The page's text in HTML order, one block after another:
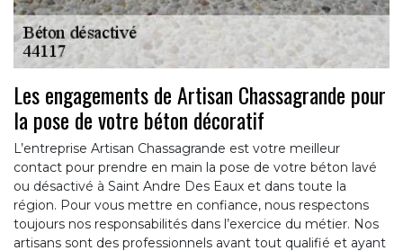
Les engagements de Artisan Chassagrande pour
la pose de votre béton décoratif
L’entreprise Artisan Chassagrande est votre meilleur
contact pour prendre en main la pose de votre béton lavé
ou désactivé à Saint Andre Des Eaux et dans toute la
région. Pour vous mettre en confiance, nous respectons
toujours nos responsabilités dans l’exercice du métier. Nos
artisans sont des professionnels avant tout qualifié et ayant